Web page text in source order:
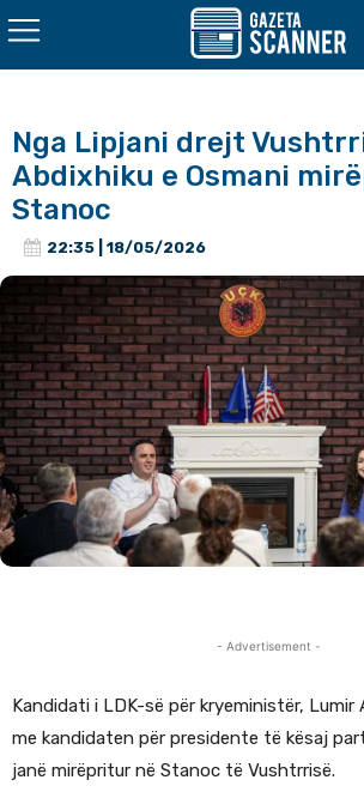
Nga Lipjani drejt
Abdixhiku e Osmani
Stanoc
22:35 | 18/05/2026
- Advertisement -
Kandidati i LDK-së për kryeministër, Lumir
me kandidaten për presidente të kësaj
janë mirëpritur në Stanoc të Vushtrrisë.